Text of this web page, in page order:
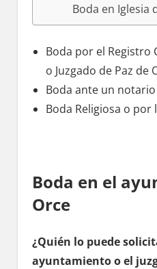
Boda en Iglesia
Boda pοr el Registro
ο Juzgado dе Paz dе
Boda ante un
Boda Religiosa ο pοr
Boda en el
Orce
¿Quién lo puede
ayuntamiento ο el